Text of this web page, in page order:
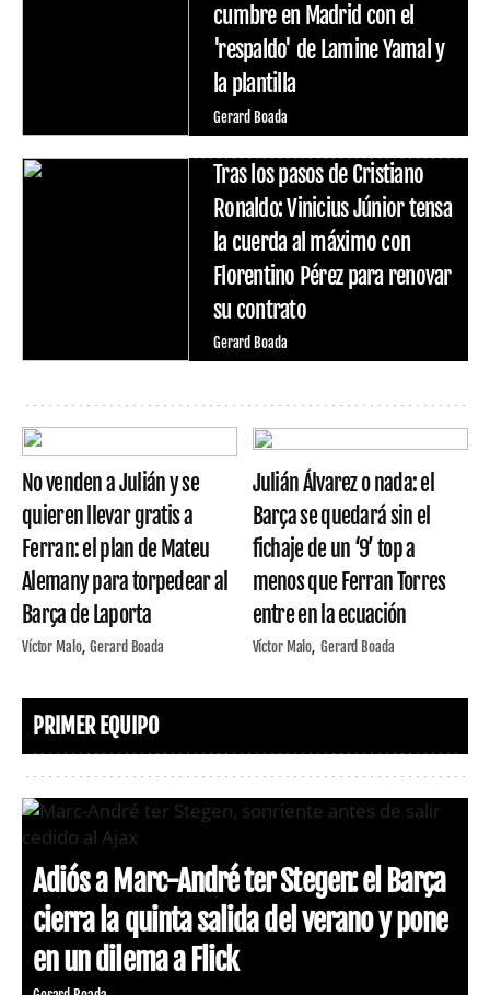
cumbre en Madrid con el
'respaldo' de Lamine Yamal y
la plantilla
Gerard Boada
Tras los pasos de Cristiano
Ronaldo: Vinicius Júnior tensa
la cuerda al máximo con
Florentino Pérez para renovar
su contrato
Gerard Boada
No venden a Julián y se
quieren llevar gratis a
Ferran: el plan de Mateu
Alemany para torpedear al
Barça de Laporta
Víctor Malo Gerard Boada
Julián Álvarez o nada: el
Barça se quedará sin el
fichaje de un ‘9’ top a
menos que Ferran Torres
entre en la ecuación
Víctor Malo Gerard Boada
PRIMER EQUIPO
Adiós a Marc-André ter Stegen: el Barça
cierra la quinta salida del verano y pone
en un dilema a Flick